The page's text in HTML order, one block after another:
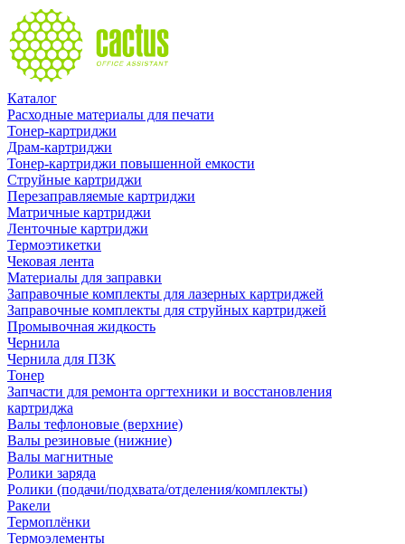
Каталог
Расходные материалы для печати
Тонер-картриджи
Драм-картриджи
Тонер-картриджи повышенной емкости
Струйные картриджи
Перезаправляемые картриджи
Матричные картриджи
Ленточные картриджи
Термоэтикетки
Чековая лента
Материалы для заправки
Заправочные комплекты для лазерных картриджей
Заправочные комплекты для струйных картриджей
Промывочная жидкость
Чернила
Чернила для ПЗК
Тонер
Запчасти для ремонта оргтехники и восстановления
картриджа
Валы тефлоновые (верхние)
Валы резиновые (нижние)
Валы магнитные
Ролики заряда
Ролики (подачи/подхвата/отделения/комплекты)
Ракели
Термоплёнки
Термоэлементы